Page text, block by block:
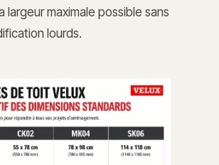
largeur maximale possible sans
lourds.